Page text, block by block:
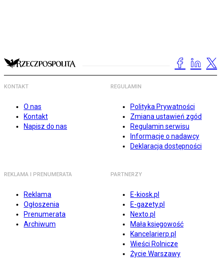
KONTAKT
O nas
Kontakt
Napisz do nas
REGULAMIN
Polityka Prywatności
Zmiana ustawień zgód
Regulamin serwisu
Informacje o nadawcy
Deklaracja dostępności
REKLAMA I PRENUMERATA
Reklama
Ogłoszenia
Prenumerata
Archiwum
PARTNERZY
E-kiosk.pl
E-gazety.pl
Nexto.pl
Mała księgowość
Kancelarierp.pl
Wieści Rolnicze
Życie Warszawy